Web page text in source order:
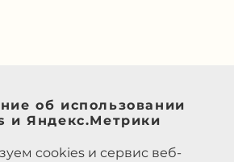
об использовании
и Яндекс.Метрики
cookies и сервис веб-